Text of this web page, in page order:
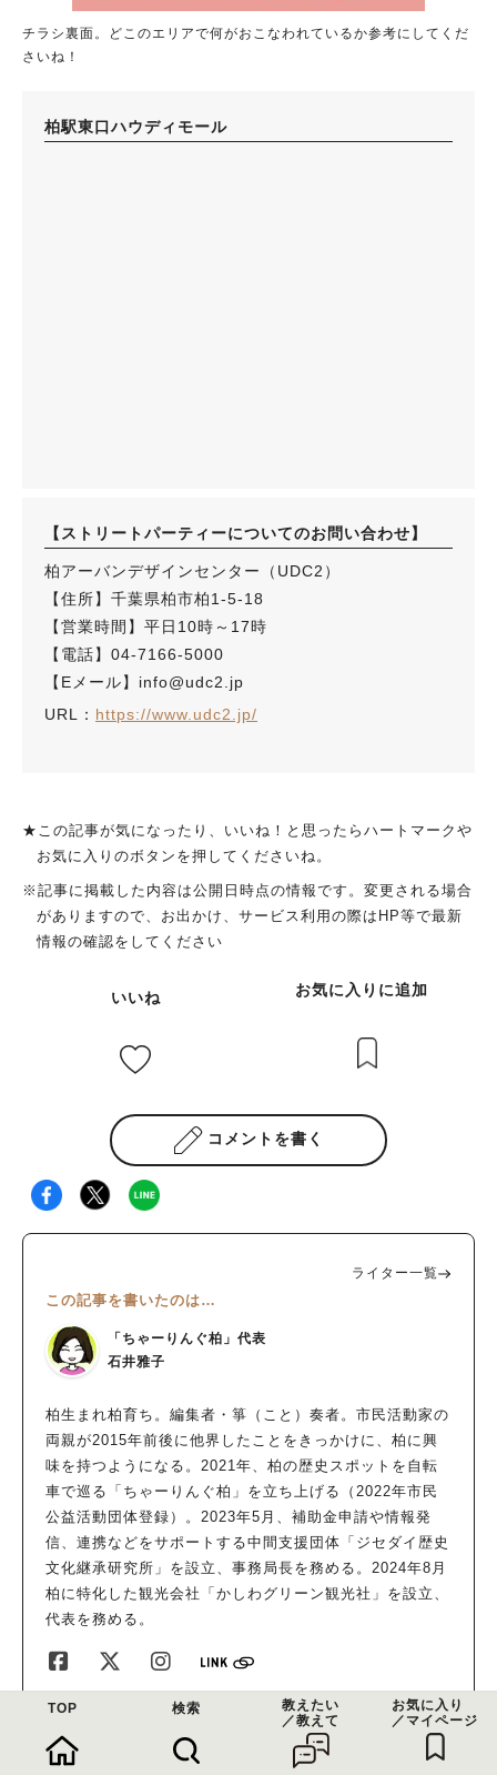
チラシ裏面。どこのエリアで何がおこなわれているか参考にしてくだ
さいね！
柏駅東口ハウディモール
【ストリートパーティーについてのお問い合わせ】
柏アーバンデザインセンター（UDC2）
【住所】千葉県柏市柏1-5-18
【営業時間】平日10時～17時
【電話】04-7166-5000
【Eメール】info@udc2.jp
URL： https://www.udc2.jp/
★この記事が気になったり、いいね！と思ったらハートマークや
お気に入りのボタンを押してくださいね。
※記事に掲載した内容は公開日時点の情報です。変更される場合
がありますので、お出かけ、サービス利用の際はHP等で最新
情報の確認をしてください
いいね お気に入りに追加
コメントを書く
ライター一覧
この記事を書いたのは…
「ちゃーりんぐ柏」代表
石井雅子
柏生まれ柏育ち。編集者・箏（こと）奏者。市民活動家の
両親が2015年前後に他界したことをきっかけに、柏に興
味を持つようになる。2021年、柏の歴史スポットを自転
車で巡る「ちゃーりんぐ柏」を立ち上げる（2022年市民
公益活動団体登録）。2023年5月、補助金申請や情報発
信、連携などをサポートする中間支援団体「ジセダイ歴史
文化継承研究所」を設立、事務局長を務める。2024年8月
柏に特化した観光会社「かしわグリーン観光社」を設立、
代表を務める。
石井雅子さんの他の記事
TOP 検索
教えたい
／教えて
お気に入り
／マイページ